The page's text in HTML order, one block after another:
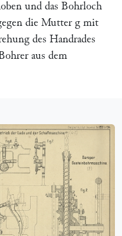
und das Bohrloch
die Mutter g mit
des Handrades
aus dem